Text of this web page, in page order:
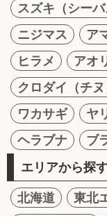
スズキ（シーバ
ニジマス
ア
ヒラメ
アオ
クロダイ（チヌ
ワカサギ
ヤ
ヘラブナ
ブ
エリアから探
北海道 東北